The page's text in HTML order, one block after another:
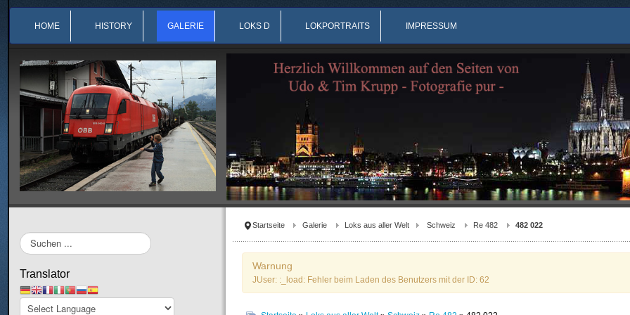
HOME HISTORY GALERIE LOKS D LOKPORTRAITS IMPRESSUM
Startseite Galerie Loks aus aller Welt Schweiz Re 482 482 022
Warnung
JUser: :_load: Fehler beim Laden des Benutzers mit der ID: 62
Suchen
...
Translator